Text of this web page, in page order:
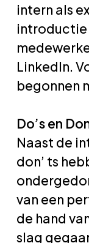
intern als
introductie
LinkedIn.
begonnen
Do’s en
Naast de
don’ ts
van een
de hand
slag